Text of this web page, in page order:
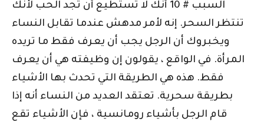
السبب # 10 أنك لا تستطيع أن تجد الحب لأنك
تنتظر السحر. إنه لأمر مدهش عندما تقابل النساء
ويخبروك أن الرجل يجب أن يعرف فقط ما تريده
المرأة. في الواقع ، يقولون إن وظيفته هي أن يعرف
فقط. هذه هي الطريقة التي تحدث بها الأشياء
بطريقة سحرية. تعتقد العديد من النساء أنه إذا
قام الرجل بأشياء رومانسية ، فإن الأشياء تقع